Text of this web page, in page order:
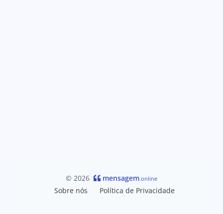
© 2026 mensagem.online
Sobre nós Política de Privacidade